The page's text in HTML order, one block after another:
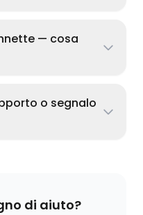
— cosa
o segnalo
di aiuto?